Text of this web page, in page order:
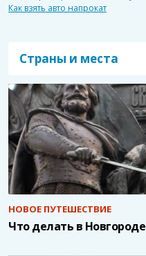
Как взять авто напрокат
Страны и места
НОВОЕ ПУТЕШЕСТВИЕ
Что делать в